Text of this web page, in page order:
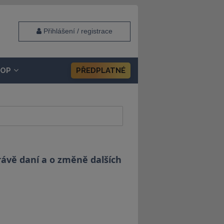
Přihlášení / registrace
PŘEDPLATNÉ
daní a o změně dalších